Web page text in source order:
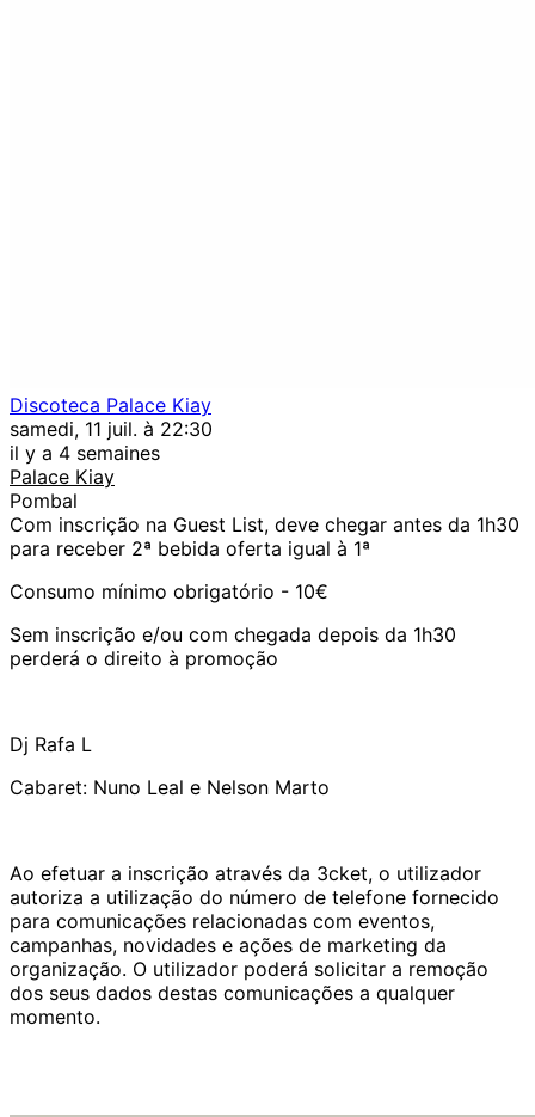
Discoteca Palace Kiay
samedi, 11 juil. à 22:30
il y a 4 semaines
Palace Kiay
Pombal
Com inscrição na Guest List, deve chegar antes da 1h30
para receber 2ª bebida oferta igual à 1ª
Consumo mínimo obrigatório - 10€
Sem inscrição e/ou com chegada depois da 1h30
perderá o direito à promoção
Dj Rafa L
Cabaret: Nuno Leal e Nelson Marto
Ao efetuar a inscrição através da 3cket, o utilizador
autoriza a utilização do número de telefone fornecido
para comunicações relacionadas com eventos,
campanhas, novidades e ações de marketing da
organização. O utilizador poderá solicitar a remoção
dos seus dados destas comunicações a qualquer
momento.